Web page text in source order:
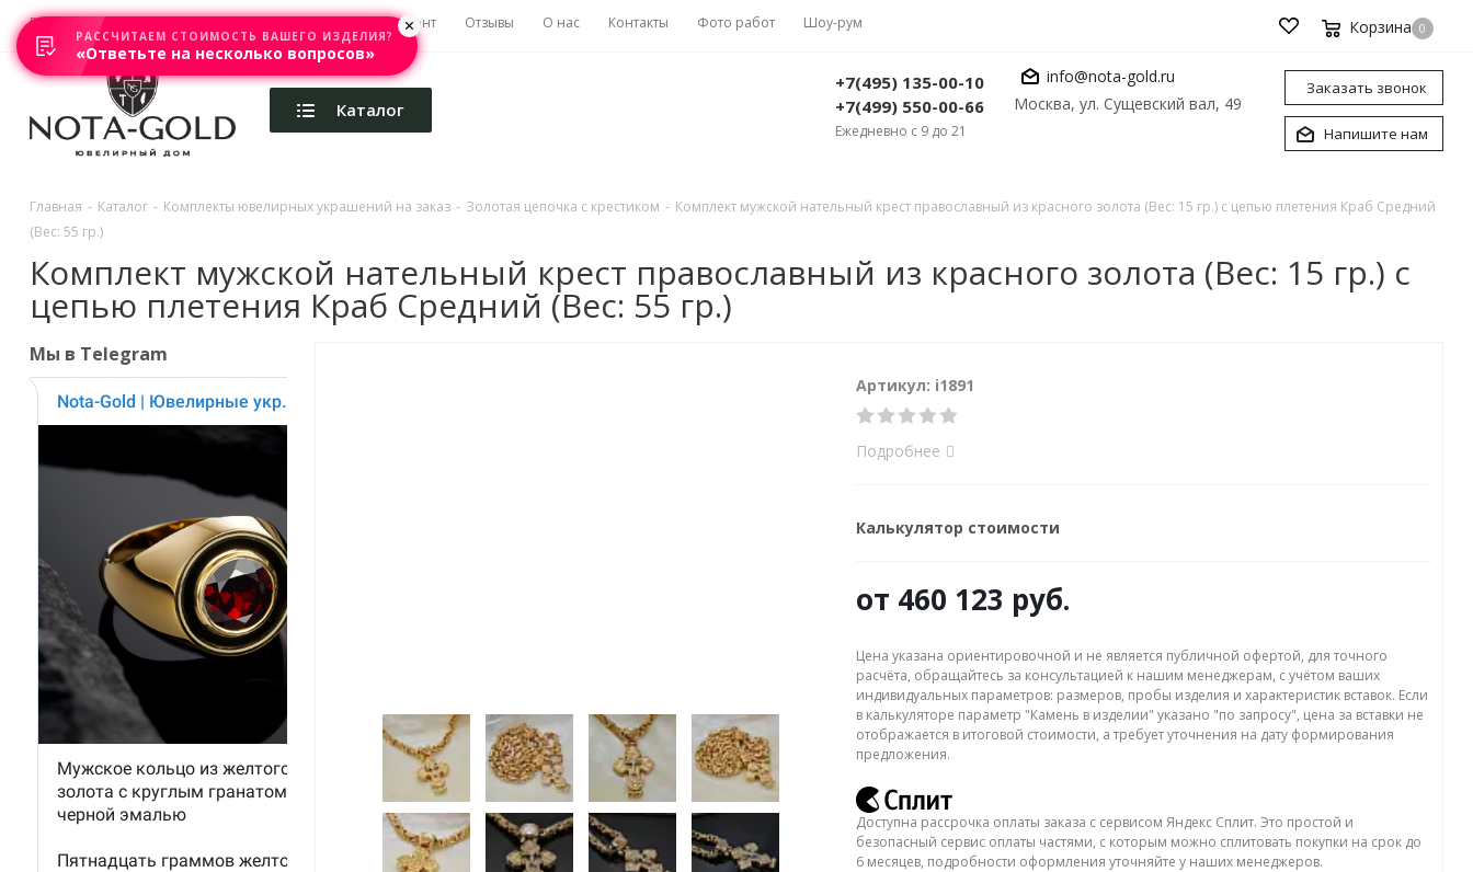
Главная Акции Каталоги Изготовление Ремонт Отзывы О нас Контакты Фото работ Шоу-рум Корзина 0
Каталог
+7(495) 135-00-10
+7(499) 550-00-66
Ежедневно с 9 до 21
info@nota-gold.ru
Москва, ул. Сущевский вал, 49
Заказать звонок
Напишите нам
Главная - Каталог - Комплекты ювелирных украшений на заказ - Золотая цепочка с крестиком - Комплект мужской нательный крест православный из красного золота (Вес: 15 гр.) с цепью плетения Краб Средний
(Вес: 55 гр.)
Комплект мужской нательный крест православный из красного золота (Вес: 15 гр.) с
цепью плетения Краб Средний (Вес: 55 гр.)
Артикул: i1891
Подробнее
Калькулятор стоимости
от 460 123 руб.
Цена указана ориентировочной и не является публичной офертой, для точного
расчёта, обращайтесь за консультацией к нашим менеджерам, с учётом ваших
индивидуальных параметров: размеров, пробы изделия и характеристик вставок. Если
в калькуляторе параметр "Камень в изделии" указано "по запросу", цена за вставки не
отображается в итоговой стоимости, а требует уточнения на дату формирования
предложения.
Доступна рассрочка оплаты заказа с сервисом Яндекс Сплит. Это простой и
безопасный сервис оплаты частями, с которым можно сплитовать покупки на срок до
6 месяцев, подробности оформления уточняйте у наших менеджеров.
Мы в Telegram
РАССЧИТАЕМ СТОИМОСТЬ ВАШЕГО ИЗДЕЛИЯ?
«Ответьте на несколько вопросов»